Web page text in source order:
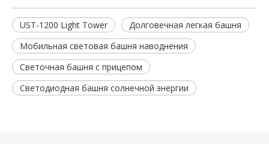
UST-1200 Light Tower
Долговечная легкая башня
Мобильная световая башня наводнения
Светочная башня с прицепом
Светодиодная башня солнечной энергии